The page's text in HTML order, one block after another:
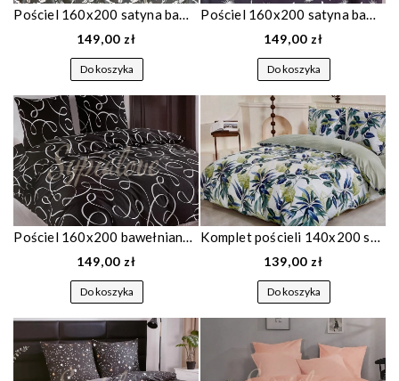
Pościel 160x200 satyna bawełniana szara w kwiaty 1844
149,00 zł
Do koszyka
Pościel 160x200 satyna bawełniana granatowa w dmuchawce 1864
149,00 zł
Do koszyka
Pościel 160x200 bawełniana czarna we wzorki 1855
149,00 zł
Do koszyka
Komplet pościeli 140x200 satyna bawełniana w niebieskie liście 1859
139,00 zł
Do koszyka